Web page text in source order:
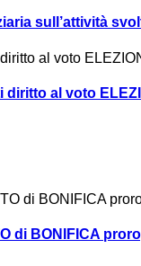
sull’attività
al voto
di BONIFICA